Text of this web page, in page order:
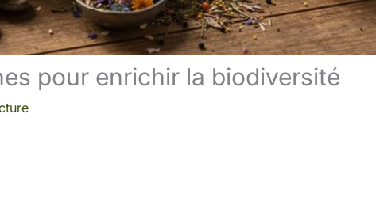
pour enrichir la biodiversité